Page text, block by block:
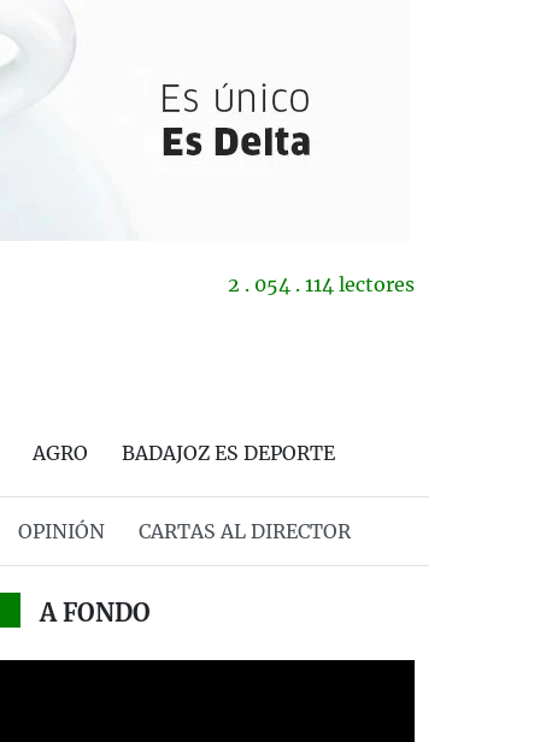
2 . 054 . 114 lectores
AGRO BADAJOZ ES DEPORTE
OPINIÓN CARTAS AL DIRECTOR
A FONDO